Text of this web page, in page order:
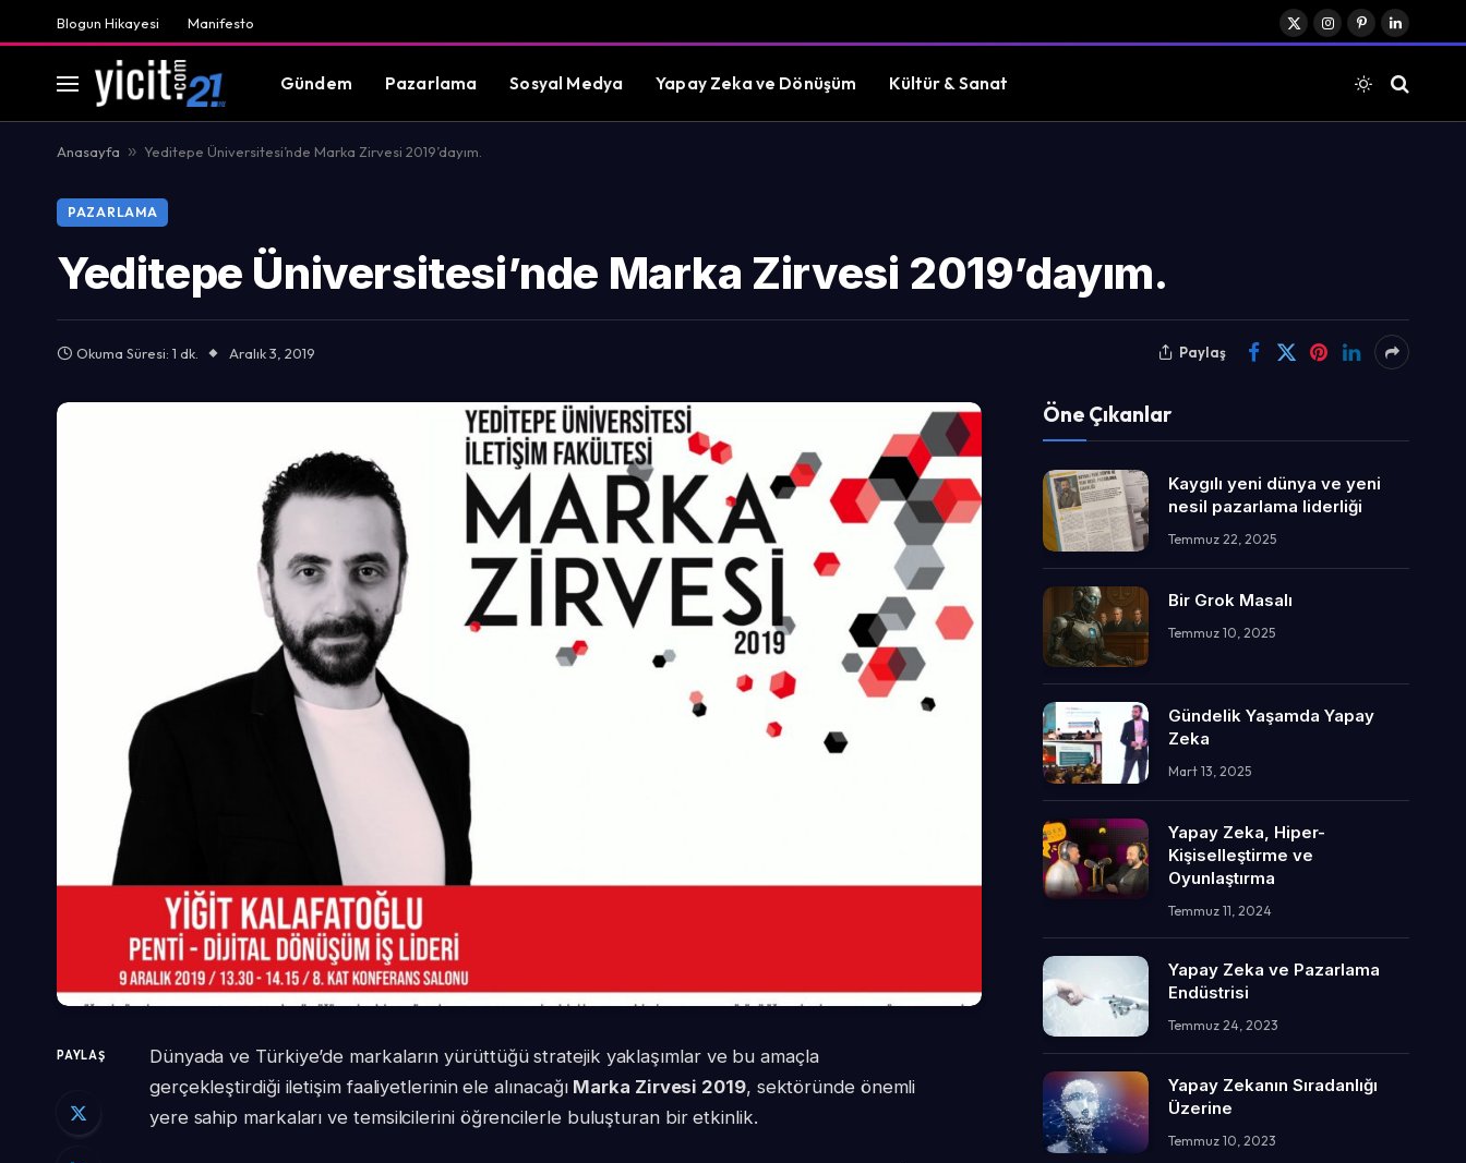
Blogun Hikayesi Manifesto
X
Instagram
PinterestLinkedIn
Gündem Pazarlama Sosyal Medya Yapay Zeka ve Dönüşüm Kültür & Sanat
Anasayfa » Yeditepe Üniversitesi’nde Marka Zirvesi 2019’dayım.
PAZARLAMA
Yeditepe Üniversitesi’nde Marka Zirvesi 2019’dayım.
Okuma Süresi: 1 dk. Aralık 3, 2019 Paylaş
PAYLAŞ
Dünyada ve Türkiye’de markaların yürüttüğü stratejik yaklaşımlar ve bu amaçla
gerçekleştirdiği iletişim faaliyetlerinin ele alınacağı Marka Zirvesi 2019, sektöründe önemli
yere sahip markaları ve temsilcilerini öğrencilerle buluşturan bir etkinlik.
Öne Çıkanlar
Kaygılı yeni dünya ve yeni
nesil pazarlama liderliği
Temmuz 22, 2025
Bir Grok Masalı
Temmuz 10, 2025
Gündelik Yaşamda Yapay
Zeka
Mart 13, 2025
Yapay Zeka, Hiper-
Kişiselleştirme ve
Oyunlaştırma
Temmuz 11, 2024
Yapay Zeka ve Pazarlama
Endüstrisi
Temmuz 24, 2023
Yapay Zekanın Sıradanlığı
Üzerine
Temmuz 10, 2023